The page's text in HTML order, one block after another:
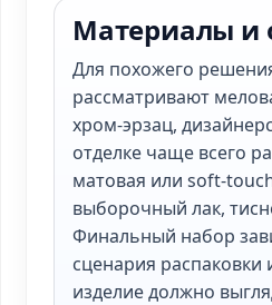
Материалы и
Для похожего
рассматривают
хром-эрзац,
отделке чаще всего
матовая или soft-
выборочный лак,
Финальный набор
сценария распаковки
изделие должно